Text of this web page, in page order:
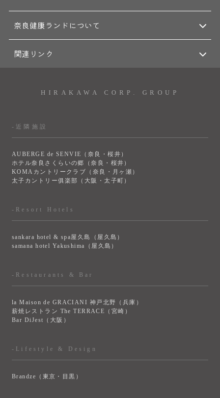
奈良健康ランドについて
関連リンク
HIRAKAWA CORP. GROUP
-近隣施設
AUBERGE de SENVIE（奈良・桜井）
ホテル奈良さくらいの郷（奈良・桜井）
KOMAカントリークラブ（奈良・月ヶ瀬）
太子カントリー俱楽部（大阪・太子町）
-Resort Hotels
sankara hotel & spa屋久島（屋久島）
samana hotel Yakushima（屋久島）
-Restaurants & Bar
la Maison de GRACIANI 神戸北野（兵庫）
薪焼レストラン The TERRACE（宮崎）
Bar DiJest（大阪）
-Lifestyle & Design
Brandze（東京・目黒）